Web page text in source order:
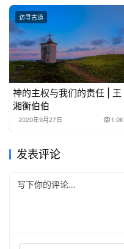
访寻古道
神的主权与我们的责任 | 王
湘衡伯伯
2020年9月27日 1.0K
发表评论